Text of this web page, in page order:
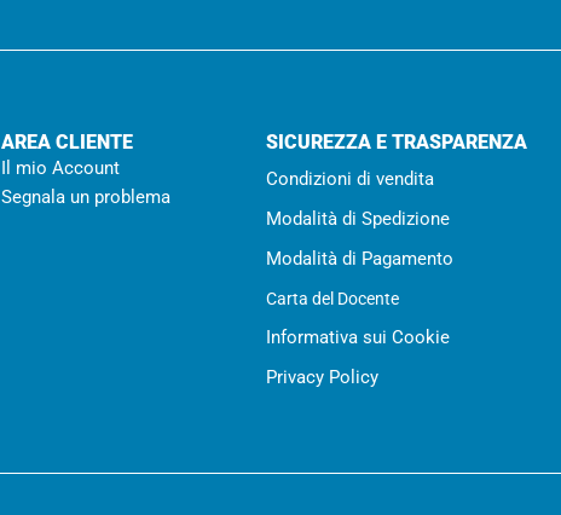
AREA CLIENTE
Il mio Account
Segnala un problema
SICUREZZA E TRASPARENZA
Condizioni di vendita
Modalità di Spedizione
Modalità di Pagamento
Carta del Docente
Informativa sui Cookie
Privacy Policy